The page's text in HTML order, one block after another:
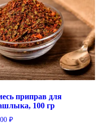
приправ для
100 гр
₽